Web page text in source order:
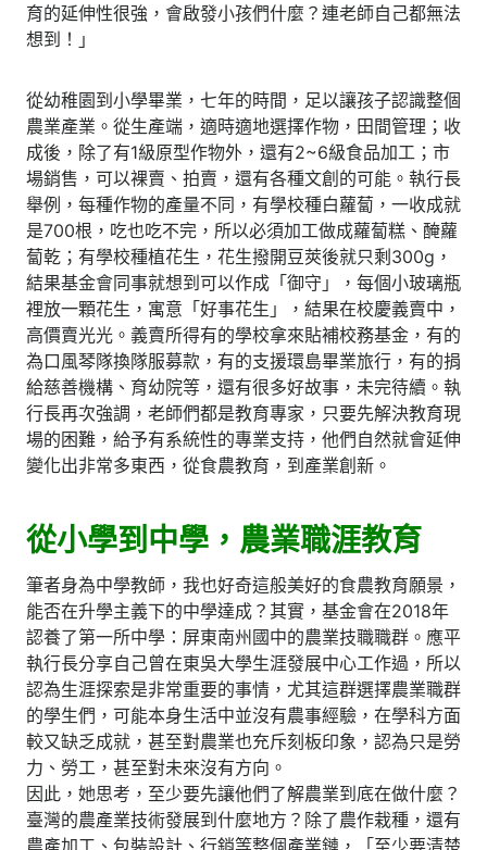
育的延伸性很強，會啟發小孩們什麼？連老師自己都無法
想到！」
從幼稚園到小學畢業，七年的時間，足以讓孩子認識整個
農業產業。從生產端，適時適地選擇作物，田間管理；收
成後，除了有1級原型作物外，還有2~6級食品加工；市
場銷售，可以裸賣、拍賣，還有各種文創的可能。執行長
舉例，每種作物的產量不同，有學校種白蘿蔔，一收成就
是700根，吃也吃不完，所以必須加工做成蘿蔔糕、醃蘿
蔔乾；有學校種植花生，花生撥開豆莢後就只剩300g，
結果基金會同事就想到可以作成「御守」，每個小玻璃瓶
裡放一顆花生，寓意「好事花生」，結果在校慶義賣中，
高價賣光光。義賣所得有的學校拿來貼補校務基金，有的
為口風琴隊換隊服募款，有的支援環島畢業旅行，有的捐
給慈善機構、育幼院等，還有很多好故事，未完待續。執
行長再次強調，老師們都是教育專家，只要先解決教育現
場的困難，給予有系統性的專業支持，他們自然就會延伸
變化出非常多東西，從食農教育，到產業創新。
從小學到中學，農業職涯教育
筆者身為中學教師，我也好奇這般美好的食農教育願景，
能否在升學主義下的中學達成？其實，基金會在2018年
認養了第一所中學：屏東南州國中的農業技職職群。應平
執行長分享自己曾在東吳大學生涯發展中心工作過，所以
認為生涯探索是非常重要的事情，尤其這群選擇農業職群
的學生們，可能本身生活中並沒有農事經驗，在學科方面
較又缺乏成就，甚至對農業也充斥刻板印象，認為只是勞
力、勞工，甚至對未來沒有方向。
因此，她思考，至少要先讓他們了解農業到底在做什麼？
臺灣的農產業技術發展到什麼地方？除了農作栽種，還有